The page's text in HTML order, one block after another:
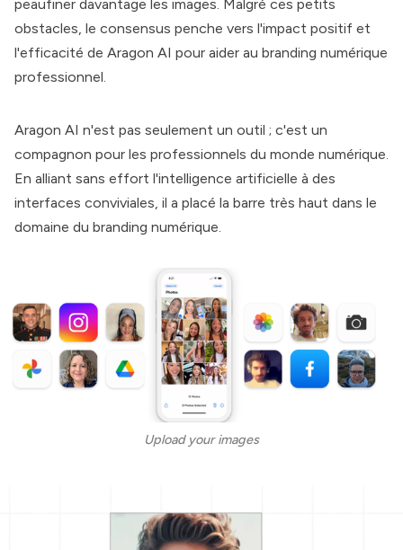
peaufiner davantage les images. Malgré ces petits
obstacles, le consensus penche vers l'impact positif et
l'efficacité de Aragon AI pour aider au branding numérique
professionnel.
Aragon AI n'est pas seulement un outil ; c'est un
compagnon pour les professionnels du monde numérique.
En alliant sans effort l'intelligence artificielle à des
interfaces conviviales, il a placé la barre très haut dans le
domaine du branding numérique.
Upload your images